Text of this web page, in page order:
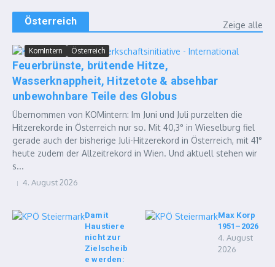
Österreich Zeige alle
KomIntern Österreich
Feuerbrünste, brütende Hitze,
Wasserknappheit, Hitzetote & absehbar
unbewohnbare Teile des Globus
Übernommen von KOMintern: Im Juni und Juli purzelten die
Hitzerekorde in Österreich nur so. Mit 40,3° in Wieselburg fiel
gerade auch der bisherige Juli-Hitzerekord in Österreich, mit 41°
heute zudem der Allzeitrekord in Wien. Und aktuell stehen wir
s...
4. August 2026
Damit
Haustiere
nicht zur
Zielscheib
e werden:
Max Korp
1951–2026
4. August
2026